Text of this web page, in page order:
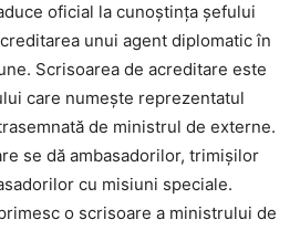
oficial la cunoștința șefului
unui agent diplomatic în
Scrisoarea de acreditare este
care numește reprezentatul
de ministrul de externe.
se dă ambasadorilor, trimișilor
cu misiuni speciale.
o scrisoare a ministrului de